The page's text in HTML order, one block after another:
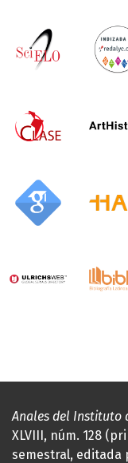
Anales del Instituto
XLVIII, núm. 128
semestral, editada